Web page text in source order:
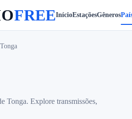
FREEInícioEstaçõesGêneros
Tonga
Tonga. Explore transmissões,